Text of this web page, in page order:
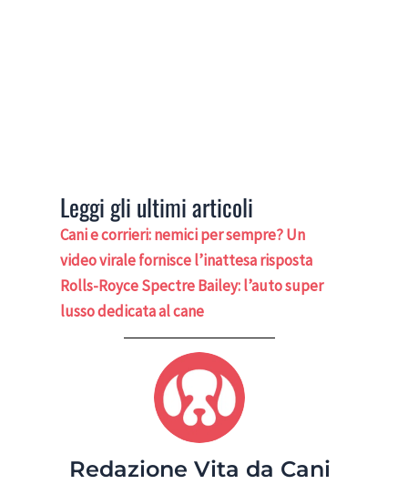
Leggi gli ultimi articoli
Cani e corrieri: nemici per sempre? Un
video virale fornisce l’inattesa risposta
Rolls-Royce Spectre Bailey: l’auto super
lusso dedicata al cane
Redazione Vita da Cani